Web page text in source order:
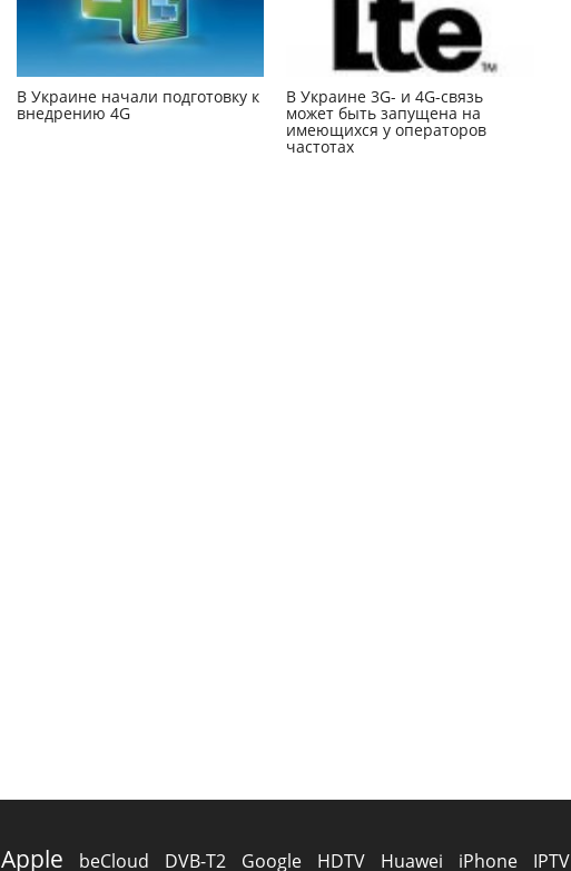
В Украине начали подготовку к
внедрению 4G
В Украине 3G- и 4G-связь
может быть запущена на
имеющихся у операторов
частотах
Apple beCloud DVB-T2 Google HDTV Huawei iPhone IPTV